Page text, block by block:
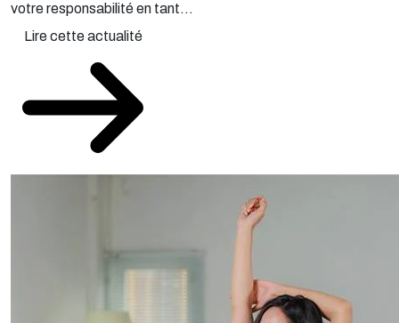
votre responsabilité en tant...
Lire cette actualité